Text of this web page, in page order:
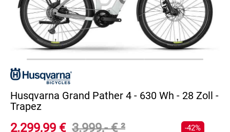
Husqvarna Grand Pather 4 - 630 Wh - 28 Zoll -
Trapez
2.299,99 € 3.999,- €² -42%